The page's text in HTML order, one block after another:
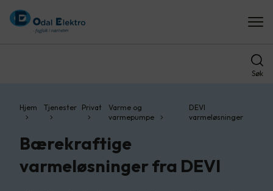
Søk
Hjem Tjenester Privat
Varme og
varmepumpe
DEVI
varmeløsninger
Bærekraftige
varmeløsninger fra DEVI